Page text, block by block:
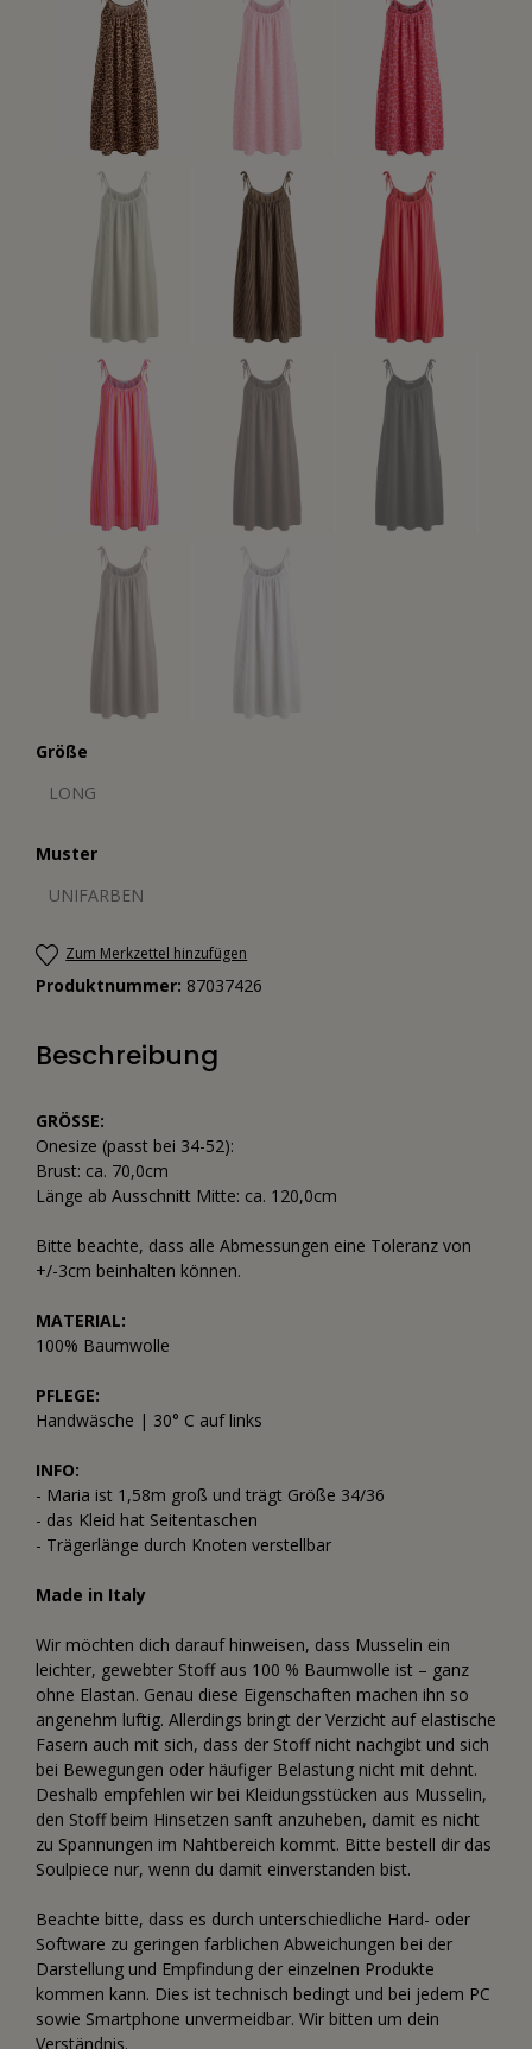
Größe
LONG
Muster
UNIFARBEN
Zum Merkzettel hinzufügen
Produktnummer: 87037426
Beschreibung
GRÖSSE:
Onesize (passt bei 34-52):
Brust: ca. 70,0cm
Länge ab Ausschnitt Mitte: ca. 120,0cm
Bitte beachte, dass alle Abmessungen eine Toleranz von
+/-3cm beinhalten können.
MATERIAL:
100% Baumwolle
PFLEGE:
Handwäsche | 30° C auf links
INFO:
- Maria ist 1,58m groß und trägt Größe 34/36
- das Kleid hat Seitentaschen
- Trägerlänge durch Knoten verstellbar
Made in Italy
Wir möchten dich darauf hinweisen, dass Musselin ein
leichter, gewebter Stoff aus 100 % Baumwolle ist – ganz
ohne Elastan. Genau diese Eigenschaften machen ihn so
angenehm luftig. Allerdings bringt der Verzicht auf elastische
Fasern auch mit sich, dass der Stoff nicht nachgibt und sich
bei Bewegungen oder häufiger Belastung nicht mit dehnt.
Deshalb empfehlen wir bei Kleidungsstücken aus Musselin,
den Stoff beim Hinsetzen sanft anzuheben, damit es nicht
zu Spannungen im Nahtbereich kommt. Bitte bestell dir das
Soulpiece nur, wenn du damit einverstanden bist.
Beachte bitte, dass es durch unterschiedliche Hard- oder
Software zu geringen farblichen Abweichungen bei der
Darstellung und Empfindung der einzelnen Produkte
kommen kann. Dies ist technisch bedingt und bei jedem PC
sowie Smartphone unvermeidbar. Wir bitten um dein
Verständnis.